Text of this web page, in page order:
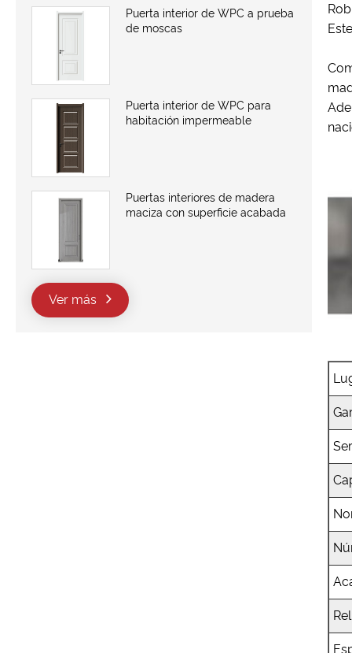
Puerta interior de WPC a prueba
de moscas
Puerta interior de WPC para
habitación impermeable
Puertas interiores de madera
maciza con superficie acabada
Ver más